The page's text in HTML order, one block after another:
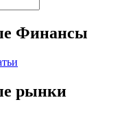
Финансы
рынки